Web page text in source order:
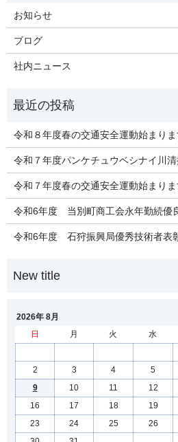
お知らせ
ブログ
社内ニュース
令和８年度春の交通安全運動始まりま
令和７年度パンケチュウベシナイ川清
令和７年度春の交通安全運動始まりま
令和6年度 当別町商工会永年勤続優
令和6年度 石狩振興局優秀技術者表
2026年 8月
日
月 火 水
2
3 4 5
9
10 11 12
16
17 18 19
23
24 25 26